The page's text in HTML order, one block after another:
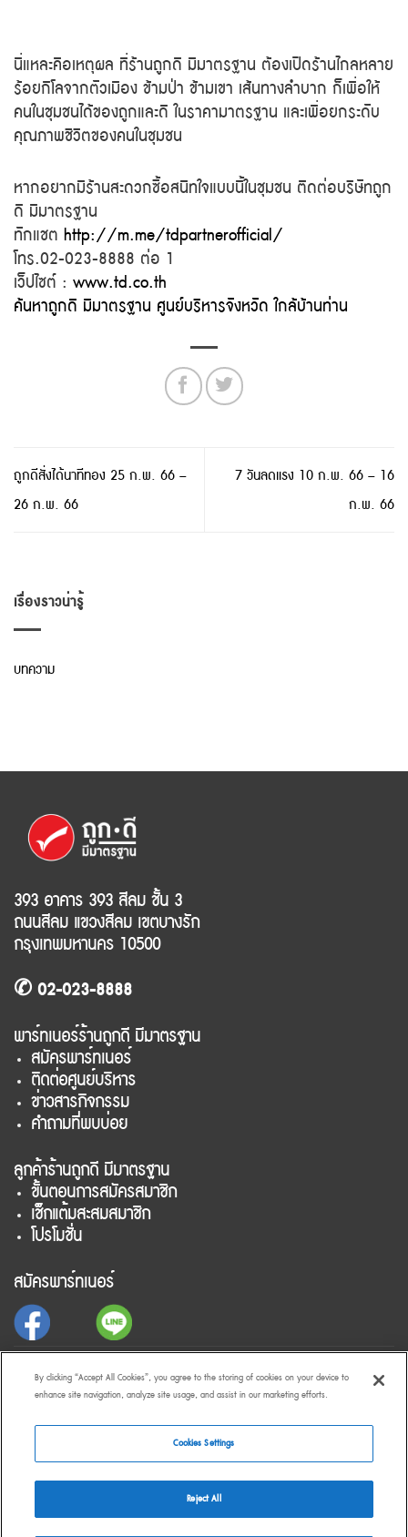
นี่แหละคือเหตุผล ที่ร้านถูกดี มีมาตรฐาน ต้องเปิดร้านไกลหลาย
ร้อยกิโลจากตัวเมือง ข้ามป่า ข้ามเขา เส้นทางลำบาก ก็เพื่อให้
คนในชุมชนได้ของถูกและดี ในราคามาตรฐาน และเพื่อยกระดับ
คุณภาพชีวิตของคนในชุมชน
หากอยากมีร้านสะดวกซื้อสนิทใจแบบนี้ในชุมชน ติดต่อบริษัทถูก
ดี มีมาตรฐาน
ทักแชต http://m.me/tdpartnerofficial/
โทร.02-023-8888 ต่อ 1
เว็ปไซต์ : www.td.co.th
ค้นหาถูกดี มีมาตรฐาน ศูนย์บริหารจังหวัด ใกล้บ้านท่าน
ถูกดีสั่งได้นาทีทอง 25 ก.พ. 66 –
26 ก.พ. 66
7 วันลดแรง 10 ก.พ. 66 – 16
ก.พ. 66
เรื่องราวน่ารู้
บทความ
393 อาคาร 393 สีลม ชั้น 3
ถนนสีลม แขวงสีลม เขตบางรัก
กรุงเทพมหานคร 10500
✆ 02-023-8888
พาร์ทเนอร์ร้านถูกดี มีมาตรฐาน
สมัครพาร์ทเนอร์
ติดต่อศูนย์บริหาร
ข่าวสารกิจกรรม
คำถามที่พบบ่อย
ลูกค้าร้านถูกดี มีมาตรฐาน
ขั้นตอนการสมัครสมาชิก
เช็กแต้มสะสมสมาชิก
โปรโมชั่น
สมัครพาร์ทเนอร์
By clicking “Accept All Cookies”, you agree to the storing of cookies on your device to
enhance site navigation, analyze site usage, and assist in our marketing efforts.
Cookies Settings
Reject All